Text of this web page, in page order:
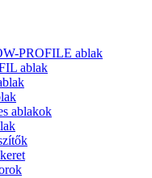
PROFILE ablak
ablak
ablakok